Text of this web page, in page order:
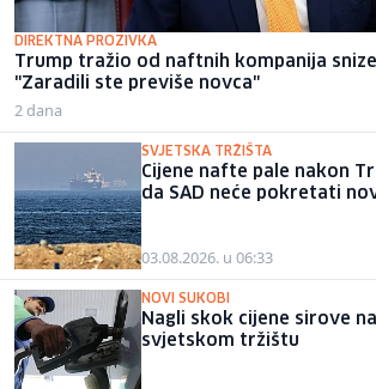
DIREKTNA PROZIVKA
Trump tražio od naftnih kompanija
"Zaradili ste previše novca"
2 dana
SVJETSKA TRŽIŠTA
Cijene nafte pale nakon
da SAD neće pokretati
03.08.2026. u 06:33
NOVI SUKOBI
Nagli skok cijene sirove
svjetskom tržištu